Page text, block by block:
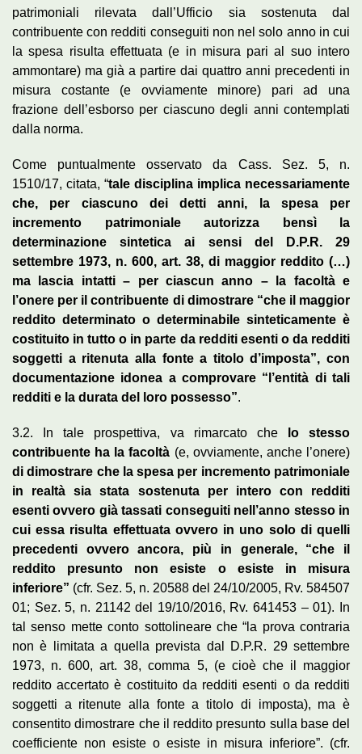
patrimoniali rilevata dall’Ufficio sia sostenuta dal
contribuente con redditi conseguiti non nel solo anno in cui
la spesa risulta effettuata (e in misura pari al suo intero
ammontare) ma già a partire dai quattro anni precedenti in
misura costante (e ovviamente minore) pari ad una
frazione dell’esborso per ciascuno degli anni contemplati
dalla norma.
Come puntualmente osservato da Cass. Sez. 5, n.
1510/17, citata, “tale disciplina implica necessariamente
che, per ciascuno dei detti anni, la spesa per
incremento patrimoniale autorizza bensì la
determinazione sintetica ai sensi del D.P.R. 29
settembre 1973, n. 600, art. 38, di maggior reddito (…)
ma lascia intatti – per ciascun anno – la facoltà e
l’onere per il contribuente di dimostrare “che il maggior
reddito determinato o determinabile sinteticamente è
costituito in tutto o in parte da redditi esenti o da redditi
soggetti a ritenuta alla fonte a titolo d’imposta”, con
documentazione idonea a comprovare “l’entità di tali
redditi e la durata del loro possesso”.
3.2. In tale prospettiva, va rimarcato che
lo stesso
contribuente ha la facoltà (e, ovviamente, anche l’onere)
di dimostrare che la spesa per incremento patrimoniale
in realtà sia stata sostenuta per intero con redditi
esenti ovvero già tassati conseguiti nell’anno stesso in
cui essa risulta effettuata ovvero in uno solo di quelli
precedenti ovvero ancora, più in generale, “che il
reddito presunto non esiste o esiste in misura
inferiore” (cfr. Sez. 5, n. 20588 del 24/10/2005, Rv. 584507
01; Sez. 5, n. 21142 del 19/10/2016, Rv. 641453 – 01). In
tal senso mette conto sottolineare che “la prova contraria
non è limitata a quella prevista dal D.P.R. 29 settembre
1973, n. 600, art. 38, comma 5, (e cioè che il maggior
reddito accertato è costituito da redditi esenti o da redditi
soggetti a ritenute alla fonte a titolo di imposta), ma è
consentito dimostrare che il reddito presunto sulla base del
coefficiente non esiste o esiste in misura inferiore”. (cfr.